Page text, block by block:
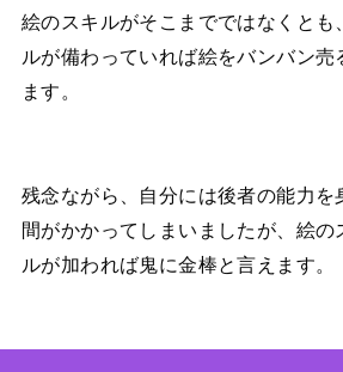
絵のスキルがそこまでではなくとも
ルが備わっていれば絵をバンバン売
ます。
残念ながら、自分には後者の能力を
間がかかってしまいましたが、絵の
ルが加われば鬼に金棒と言えます。